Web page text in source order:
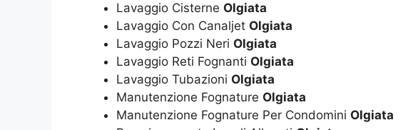
Lavaggio Cisterne Olgiata
Lavaggio Con Canaljet Olgiata
Lavaggio Pozzi Neri Olgiata
Lavaggio Reti Fognanti Olgiata
Lavaggio Tubazioni Olgiata
Manutenzione Fognature Olgiata
Manutenzione Fognature Per Condomini Olgiata